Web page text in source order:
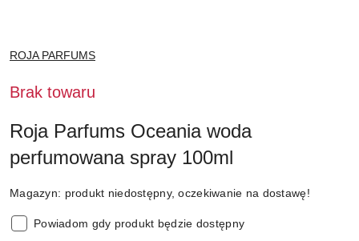
NAZWA
PRODUCENTA:
ROJA PARFUMS
Brak towaru
Roja Parfums Oceania woda
perfumowana spray 100ml
Magazyn: produkt niedostępny, oczekiwanie na dostawę!
Powiadom gdy produkt będzie dostępny